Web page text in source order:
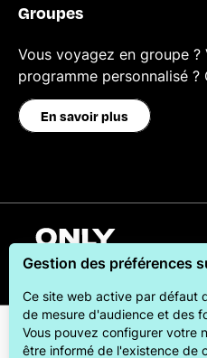
Groupes
Vous voyagez en groupe ?
programme personnalisé
En savoir plus
Gestion des préférences
Ce site web active par défaut
de mesure d'audience et des
Vous pouvez configurer votre
être informé de l'existence de